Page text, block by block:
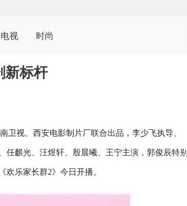
电视 时尚
新标杆
卫视、西安电影制片厂联合出品，李少飞执导、
麒光、汪煜轩、殷晨曦、王宁主演，郭俊辰特别
乐家长群2》今日开播。